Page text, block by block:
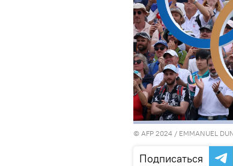
© AFP 2024 / EMMANUEL
Подписаться